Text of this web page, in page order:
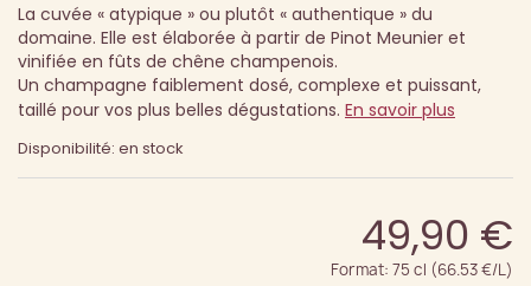
La cuvée « atypique » ou plutôt « authentique » du
domaine. Elle est élaborée à partir de Pinot Meunier et
vinifiée en fûts de chêne champenois.
Un champagne faiblement dosé, complexe et puissant,
taillé pour vos plus belles dégustations. En savoir plus
Disponibilité: en stock
49,90 €
Format: 75 cl (66.53 €/L)